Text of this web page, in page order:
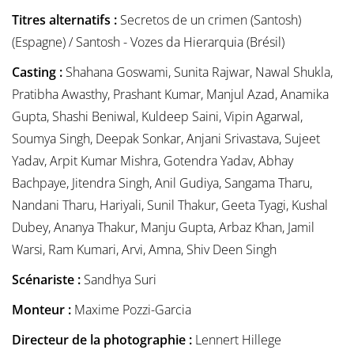
Titres alternatifs : Secretos de un crimen (Santosh)
(Espagne) / Santosh - Vozes da Hierarquia (Brésil)
Casting : Shahana Goswami, Sunita Rajwar, Nawal Shukla,
Pratibha Awasthy, Prashant Kumar, Manjul Azad, Anamika
Gupta, Shashi Beniwal, Kuldeep Saini, Vipin Agarwal,
Soumya Singh, Deepak Sonkar, Anjani Srivastava, Sujeet
Yadav, Arpit Kumar Mishra, Gotendra Yadav, Abhay
Bachpaye, Jitendra Singh, Anil Gudiya, Sangama Tharu,
Nandani Tharu, Hariyali, Sunil Thakur, Geeta Tyagi, Kushal
Dubey, Ananya Thakur, Manju Gupta, Arbaz Khan, Jamil
Warsi, Ram Kumari, Arvi, Amna, Shiv Deen Singh
Scénariste : Sandhya Suri
Monteur : Maxime Pozzi-Garcia
Directeur de la photographie : Lennert Hillege